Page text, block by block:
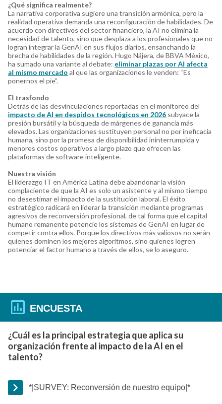
¿Qué significa realmente?
La narrativa corporativa sugiere una transición armónica, pero la
realidad operativa demanda una reconfiguración de habilidades. De
acuerdo con directivos del sector financiero, la AI no elimina la
necesidad de talento, sino que desplaza a los profesionales que no
logran integrar la GenAI en sus flujos diarios, ensanchando la
brecha de habilidades de la región. Hugo Nájera, de BBVA México,
ha sumado una variante al debate: eliminar plazas por AI afecta
al mismo mercado al que las organizaciones le venden: “Es
ponernos el pie”.
El trasfondo
Detrás de las desvinculaciones reportadas en el monitoreo del
impacto de AI en despidos tecnológicos en 2026 subyace la
presión bursátil y la búsqueda de márgenes de ganancia más
elevados. Las organizaciones sustituyen personal no por ineficacia
humana, sino por la promesa de disponibilidad ininterrumpida y
menores costos operativos a largo plazo que ofrecen las
plataformas de software inteligente.
Nuestra visión
El liderazgo IT en América Latina debe abandonar la visión
complaciente de que la AI es solo un asistente y al mismo tiempo
no desestimar el impacto de la sustitución laboral. El éxito
estratégico radicará en liderar la transición mediante programas
agresivos de reconversión profesional, de tal forma que el capital
humano remanente potencie los sistemas de GenAI en lugar de
competir contra ellos. Porque los directivos más valiosos no serán
quienes dominen los mejores algoritmos, sino quienes logren
potenciar el factor humano a través de ellos, se lo aseguro.
ENCUESTA
¿Cuál es la principal estrategia que aplica su
organización frente al impacto de la AI en el
talento?
*|SURVEY: Reconversión de nuestro equipo|*